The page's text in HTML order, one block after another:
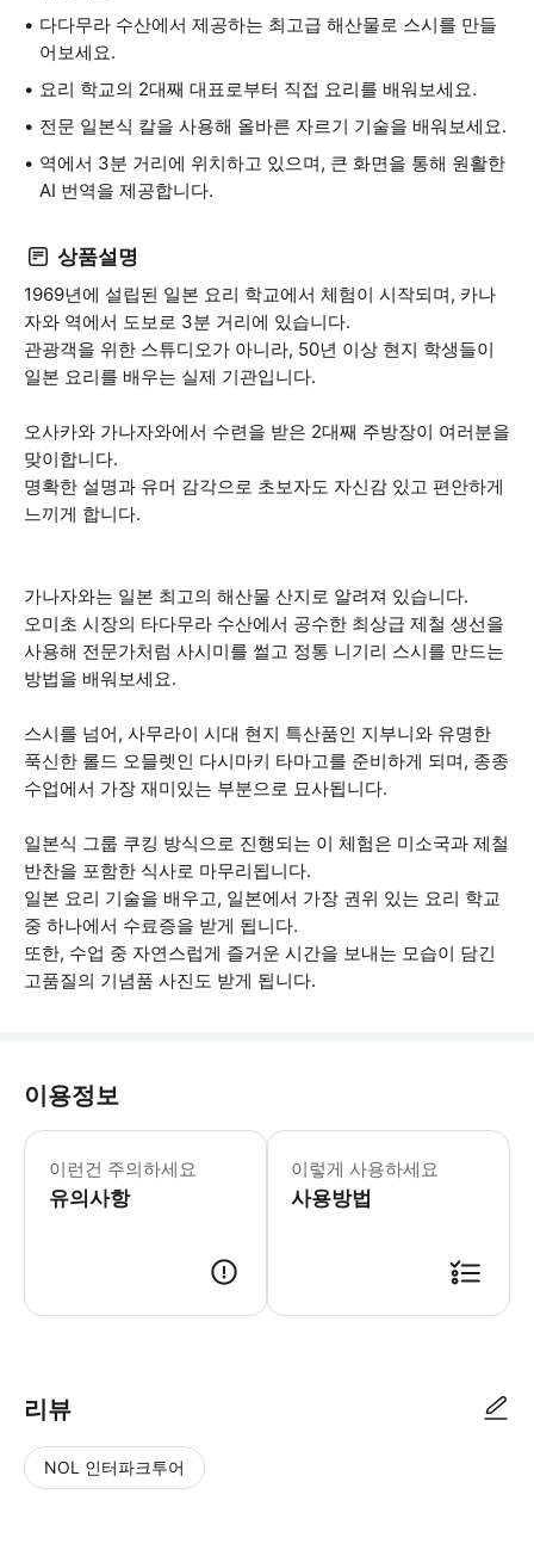
다다무라 수산에서 제공하는 최고급 해산물로 스시를 만들
어보세요.
요리 학교의 2대째 대표로부터 직접 요리를 배워보세요.
전문 일본식 칼을 사용해 올바른 자르기 기술을 배워보세요.
역에서 3분 거리에 위치하고 있으며, 큰 화면을 통해 원활한
AI 번역을 제공합니다.
상품설명
1969년에 설립된 일본 요리 학교에서 체험이 시작되며, 카나
자와 역에서 도보로 3분 거리에 있습니다.
관광객을 위한 스튜디오가 아니라, 50년 이상 현지 학생들이
일본 요리를 배우는 실제 기관입니다.
오사카와 가나자와에서 수련을 받은 2대째 주방장이 여러분을
맞이합니다.
명확한 설명과 유머 감각으로 초보자도 자신감 있고 편안하게
느끼게 합니다.
가나자와는 일본 최고의 해산물 산지로 알려져 있습니다.
오미초 시장의 타다무라 수산에서 공수한 최상급 제철 생선을
사용해 전문가처럼 사시미를 썰고 정통 니기리 스시를 만드는
방법을 배워보세요.
스시를 넘어, 사무라이 시대 현지 특산품인 지부니와 유명한
푹신한 롤드 오믈렛인 다시마키 타마고를 준비하게 되며, 종종
수업에서 가장 재미있는 부분으로 묘사됩니다.
일본식 그룹 쿠킹 방식으로 진행되는 이 체험은 미소국과 제철
반찬을 포함한 식사로 마무리됩니다.
일본 요리 기술을 배우고, 일본에서 가장 권위 있는 요리 학교
중 하나에서 수료증을 받게 됩니다.
또한, 수업 중 자연스럽게 즐거운 시간을 보내는 모습이 담긴
고품질의 기념품 사진도 받게 됩니다.
이용정보
이런건 주의하세요
유의사항
교실은 건물 2층에 있으며 엘리베이
이렇게 사용하세요
사용방법
리뷰
NOL 인터파크투어